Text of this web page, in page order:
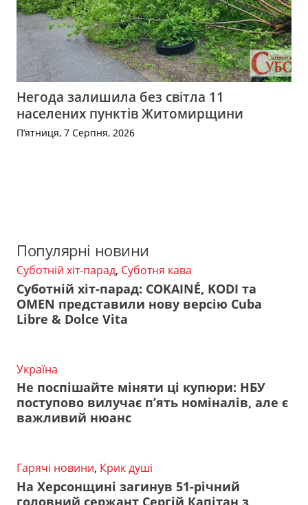
Негода залишила без світла 11
населених пунктів Житомирщини
П’ятниця, 7 Серпня, 2026
Популярні новини
Суботній хіт-парад, Суботня кава
Суботній хіт-парад: COKAINÉ, KODI та
OMEN представили нову версію Cuba
Libre & Dolce Vita
Україна
Не поспішайте міняти ці купюри: НБУ
поступово вилучає п’ять номіналів, але є
важливий нюанс
Гарячі новини, Крик душі
На Херсонщині загинув 51-річний
головний сержант Сергій Капітан з